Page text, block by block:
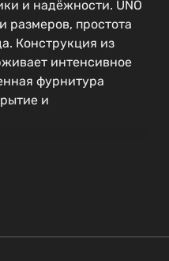
и надёжности. UNO
размеров, простота
Конструкция из
интенсивное
фурнитура
и